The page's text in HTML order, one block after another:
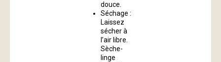
douce.
Séchage :
Laissez
sécher à
l’air libre.
Sèche-
linge